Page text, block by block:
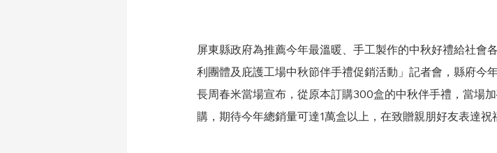
屏東縣政府為推薦今年最溫暖、手工製作的中秋好禮給社會
利團體及庇護工場中秋節伴手禮促銷活動」記者會，縣府今
長周春米當場宣布，從原本訂購300盒的中秋伴手禮，當場
購，期待今年總銷量可達1萬盒以上，在致贈親朋好友表達祝